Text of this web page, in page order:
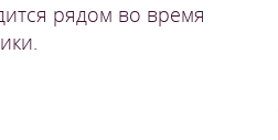
рядом во время